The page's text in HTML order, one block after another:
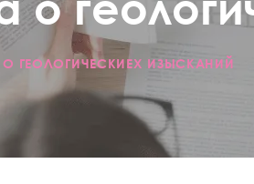
О ГЕОЛОГИЧЕСКИЕХ ИЗЫСКАНИЙ